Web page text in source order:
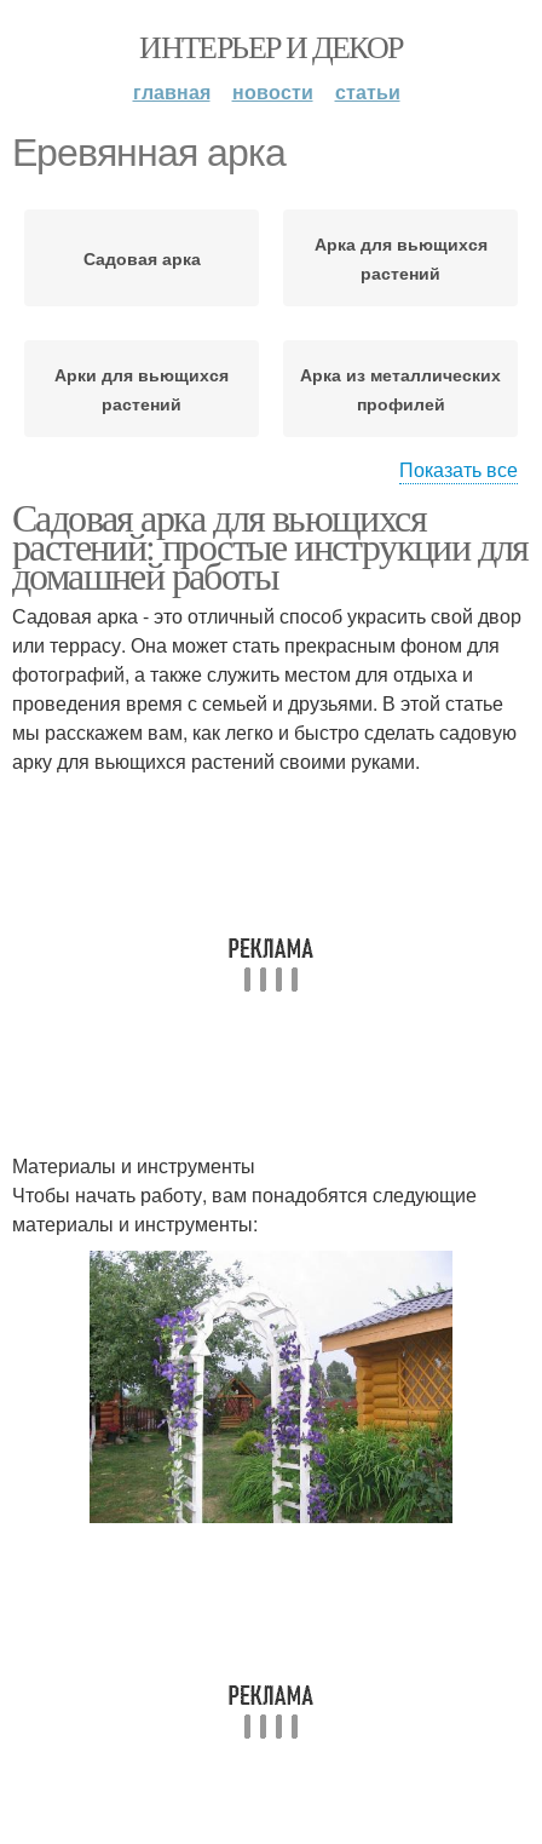
ИНТЕРЬЕР И ДЕКОР
главная новости статьи
Еревянная арка
Садовая арка
Арка для вьющихся
растений
Арки для вьющихся
растений
Арка из металлических
профилей
брусьев
Арка на фундамент
Арка от коррозии Арки для дачи
Арка с вьющимися
растениями
Розы для арки Садовые арки
Растения для садовых
арок
Арка на участке
Показать все
Садовая арка для вьющихся
растений: простые инструкции для
домашней работы
Садовая арка - это отличный способ украсить свой двор
или террасу. Она может стать прекрасным фоном для
фотографий, а также служить местом для отдыха и
проведения время с семьей и друзьями. В этой статье
мы расскажем вам, как легко и быстро сделать садовую
арку для вьющихся растений своими руками.
Материалы и инструменты
Чтобы начать работу, вам понадобятся следующие
материалы и инструменты: